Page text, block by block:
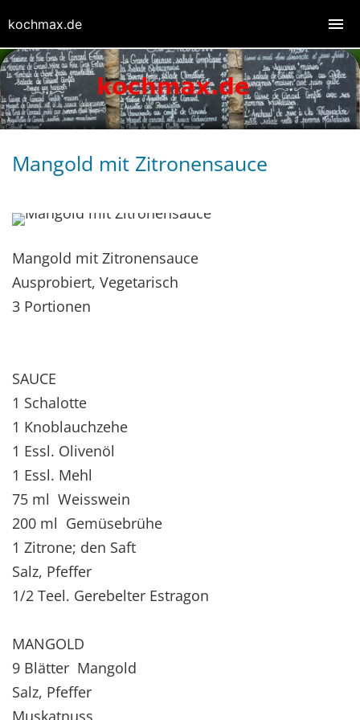
Mangold mit Zitronensauce
Mangold mit Zitronensauce
Ausprobiert, Vegetarisch
3 Portionen
SAUCE
1 Schalotte
1 Knoblauchzehe
1 Essl. Olivenöl
1 Essl. Mehl
75 ml Weisswein
200 ml Gemüsebrühe
1 Zitrone; den Saft
Salz, Pfeffer
1/2 Teel. Gerebelter Estragon
MANGOLD
9 Blätter Mangold
Salz, Pfeffer
Muskatnuss
kochmax.de